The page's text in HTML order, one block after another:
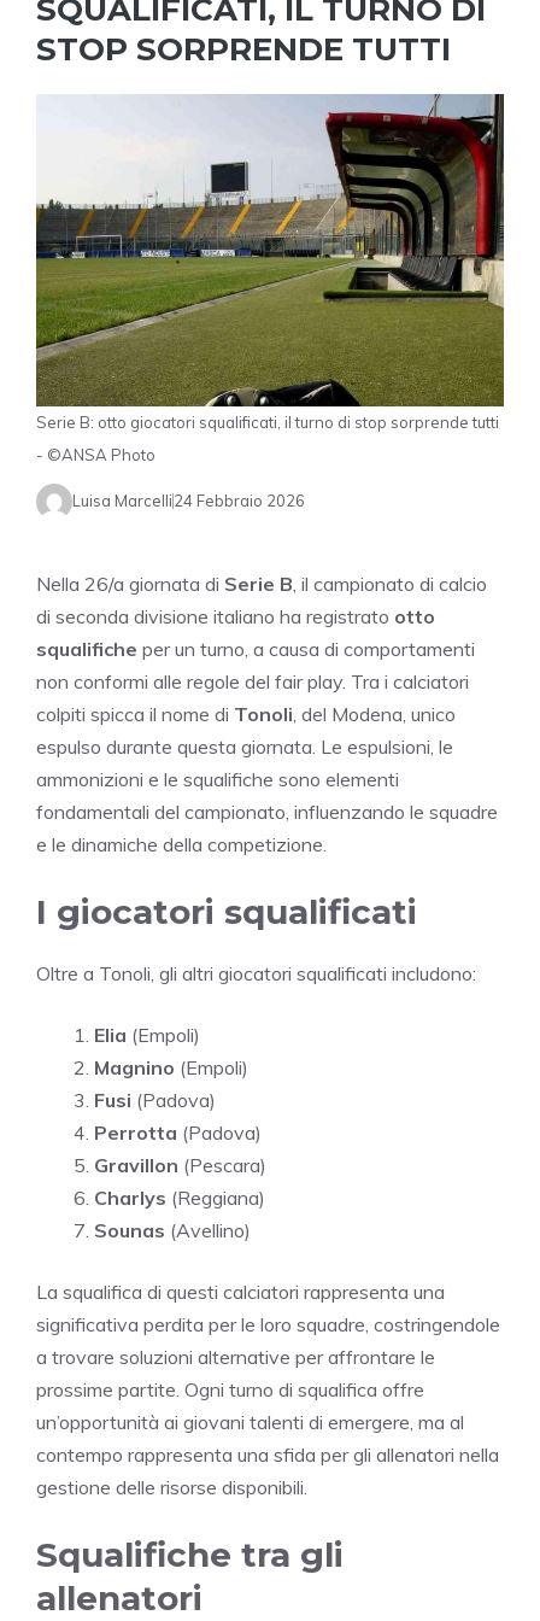
SQUALIFICATI, IL TURNO DI
STOP SORPRENDE TUTTI
Serie B: otto giocatori squalificati, il turno di stop sorprende tutti
- ©ANSA Photo
Luisa Marcelli24 Febbraio 2026
Nella 26/a giornata di Serie B , il campionato di calcio
di seconda divisione italiano ha registrato otto
squalifiche per un turno, a causa di comportamenti
non conformi alle regole del fair play. Tra i calciatori
colpiti spicca il nome di Tonoli , del Modena, unico
espulso durante questa giornata. Le espulsioni, le
ammonizioni e le squalifiche sono elementi
fondamentali del campionato, influenzando le squadre
e le dinamiche della competizione.
I giocatori squalificati
Oltre a Tonoli, gli altri giocatori squalificati includono:
Elia (Empoli)
Magnino (Empoli)
Fusi (Padova)
Perrotta (Padova)
Gravillon (Pescara)
Charlys (Reggiana)
Sounas (Avellino)
La squalifica di questi calciatori rappresenta una
significativa perdita per le loro squadre, costringendole
a trovare soluzioni alternative per affrontare le
prossime partite. Ogni turno di squalifica offre
un’opportunità ai giovani talenti di emergere, ma al
contempo rappresenta una sfida per gli allenatori nella
gestione delle risorse disponibili.
Squalifiche tra gli
allenatori